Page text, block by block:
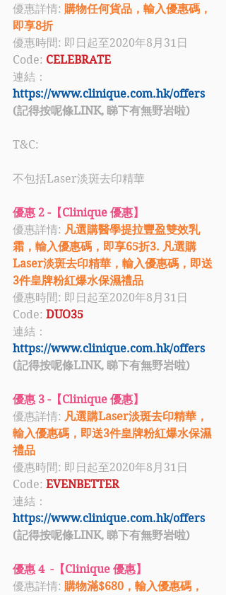
優惠詳情: 購物任何貨品，輸入優惠碼，
即享8折
優惠時間: 即日起至2020年8月31日
Code: CELEBRATE
連結：
https://www.clinique.com.hk/offers
(記得按呢條LINK, 睇下有無野岩啦)
T&C:
不包括Laser淡斑去印精華
優惠 2 -【Clinique 優惠】
優惠詳情: 凡選購醫學提拉豐盈雙效乳
霜，輸入優惠碼，即享65折3. 凡選購
Laser淡斑去印精華，輸入優惠碼，即送
3件皇牌粉紅爆水保濕禮品
優惠時間: 即日起至2020年8月31日
Code: DUO35
連結：
https://www.clinique.com.hk/offers
(記得按呢條LINK, 睇下有無野岩啦)
優惠 3 -【Clinique 優惠】
優惠詳情: 凡選購Laser淡斑去印精華，
輸入優惠碼，即送3件皇牌粉紅爆水保濕
禮品
優惠時間: 即日起至2020年8月31日
Code: EVENBETTER
連結：
https://www.clinique.com.hk/offers
(記得按呢條LINK, 睇下有無野岩啦)
優惠 4  -【Clinique 優惠】
優惠詳情: 購物滿$680，輸入優惠碼，